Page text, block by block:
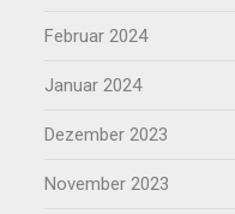
Februar 2024
Januar 2024
Dezember 2023
November 2023